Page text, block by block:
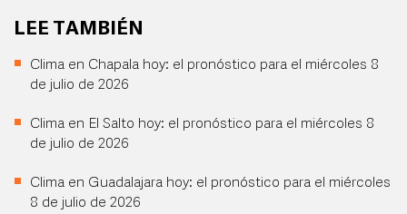
LEE TAMBIÉN
Clima en Chapala hoy: el pronóstico para el miércoles 8
de julio de 2026
Clima en El Salto hoy: el pronóstico para el miércoles 8
de julio de 2026
Clima en Guadalajara hoy: el pronóstico para el miércoles
8 de julio de 2026